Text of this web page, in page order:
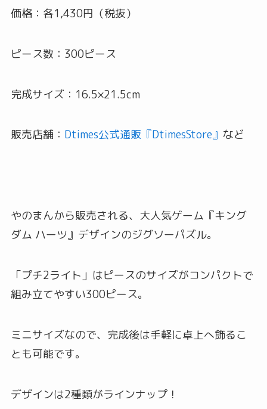
価格：各1,430円（税抜）
ピース数：300ピース
完成サイズ：16.5×21.5cm
販売店舗： Dtimes公式通販『DtimesStore』 など
やのまんから販売される、大人気ゲーム『キング
ダム ハーツ』デザインのジグソーパズル。
「プチ2ライト」はピースのサイズがコンパクトで
組み立てやすい300ピース。
ミニサイズなので、完成後は手軽に卓上へ飾るこ
とも可能です。
デザインは2種類がラインナップ！